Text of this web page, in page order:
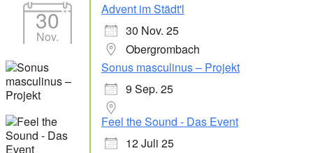
30
Nov.
Advent im Städt'l
30 Nov. 25
Obergrombach
Sonus masculinus – Projekt
9 Sep. 25
Feel the Sound - Das Event
12 Juli 25